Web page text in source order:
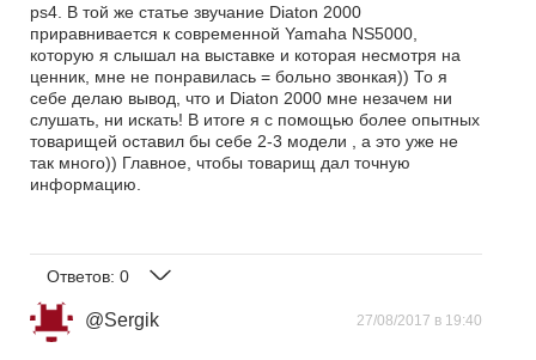
ps4. В той же статье звучание Diaton 2000
приравнивается к современной Yamaha NS5000,
которую я слышал на выставке и которая несмотря на
ценник, мне не понравилась = больно звонкая)) То я
себе делаю вывод, что и Diaton 2000 мне незачем ни
слушать, ни искать! В итоге я с помощью более опытных
товарищей оставил бы себе 2-3 модели , а это уже не
так много)) Главное, чтобы товарищ дал точную
информацию.
Ответов: 0
@Sergik 27/08/2017 в 19:40